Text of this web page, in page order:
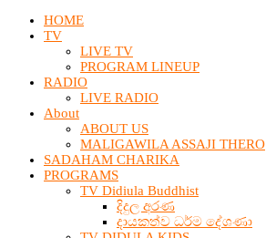
HOME
TV
LIVE TV
PROGRAM LINEUP
RADIO
LIVE RADIO
About
ABOUT US
MALIGAWILA ASSAJI THERO
SADAHAM CHARIKA
PROGRAMS
TV Didiula Buddhist
දිදුල අරණ
දායකත්ව ධර්ම දේශණා